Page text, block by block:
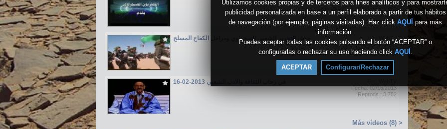
Utilizamos cookies propias y de terceros para fines analíticos y para
publicidad personalizada en base a un perfil elaborado a partir de tus hábitos
de navegación (por ejemplo, páginas visitadas). Haz click AQUÍ para más
información.
Puedes aceptar todas las cookies pulsando el botón “ACEPTAR” o
configurarlas o rechazar su uso haciendo click AQUÍ .
ACEPTAR Configurar/Rechazar
Fecha: 09/01/2013
Reprods.: 2,092
جيش التحرير الشعبي الصحراوي ومراحل الكفاح المسلح
Fecha: 02/16/2013
Reprods.: 3,782
في رحاب الثقافة والادب الشعبي 2013-02-16
Más vídeos (8) >